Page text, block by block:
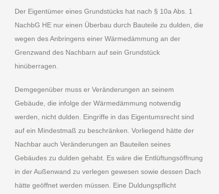
Der Eigentümer eines Grundstücks hat nach § 10a Abs. 1
NachbG HE nur einen Überbau durch Bauteile zu dulden, die
wegen des Anbringens einer Wärmedämmung an der
Grenzwand des Nachbarn auf sein Grundstück
hinüberragen.
Demgegenüber muss er Veränderungen an seinem
Gebäude, die infolge der Wärmedämmung notwendig
werden, nicht dulden. Eingriffe in das Eigentumsrecht sind
auf ein Mindestmaß zu beschränken. Vorliegend hätte der
Nachbar auch Veränderungen an Bauteilen seines
Gebäudes zu dulden gehabt. Es wäre die Entlüftungsöffnung
in der Außenwand zu verlegen gewesen sowie dessen Dach
hätte geöffnet werden müssen. Eine Duldungspflicht